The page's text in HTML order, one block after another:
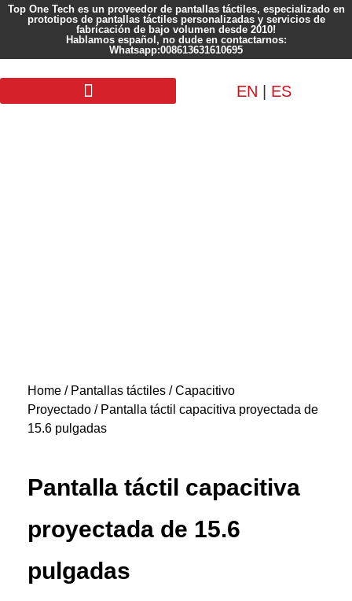
Top One Tech es un proveedor de pantallas táctiles, especializado en
prototipos de pantallas táctiles personalizadas y servicios de
fabricación de bajo volumen desde 2010!
Hablamos español, no dude en contactarnos:
Whatsapp:008613631610695
EN ES
Home / Pantallas táctiles /Capacitivo
Proyectado / Pantalla táctil capacitiva proyectada de
15.6 pulgadas
Pantalla táctil capacitiva
proyectada de 15.6
pulgadas